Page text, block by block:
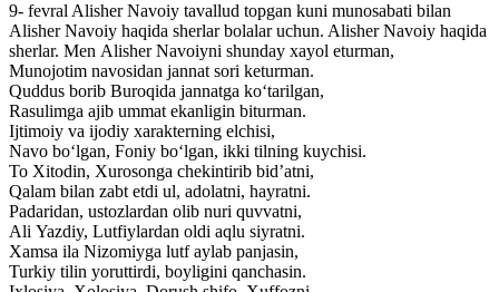
9- fevral Alisher Navoiy tavallud topgan kuni munosabati bilan
Alisher Navoiy haqida sherlar bolalar uchun. Alisher Navoiy haqida
sherlar. Men Alisher Navoiyni shunday xayol eturman,
Munojotim navosidan jannat sori keturman.
Quddus borib Buroqida jannatga ko‘tarilgan,
Rasulimga ajib ummat ekanligin biturman.
Ijtimoiy va ijodiy xarakterning elchisi,
Navo bo‘lgan, Foniy bo‘lgan, ikki tilning kuychisi.
To Xitodin, Xurosonga chekintirib bid’atni,
Qalam bilan zabt etdi ul, adolatni, hayratni.
Padaridan, ustozlardan olib nuri quvvatni,
Ali Yazdiy, Lutfiylardan oldi aqlu siyratni.
Xamsa ila Nizomiyga lutf aylab panjasin,
Turkiy tilin yoruttirdi, boyligini qanchasin.